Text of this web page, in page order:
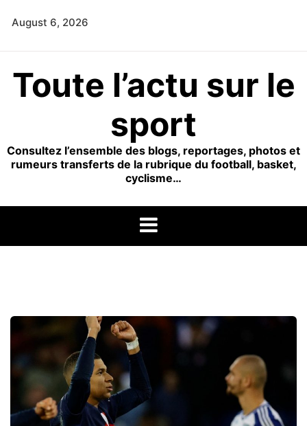
August 6, 2026
Toute l’actu sur le
sport
Consultez l’ensemble des blogs, reportages, photos et
rumeurs transferts de la rubrique du football, basket,
cyclisme…